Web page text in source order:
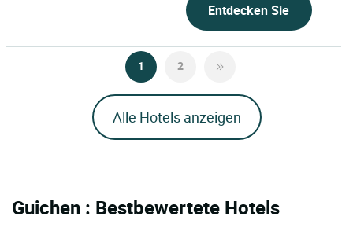
Entdecken Sie
1 2
Alle Hotels anzeigen
Guichen : Bestbewertete Hotels